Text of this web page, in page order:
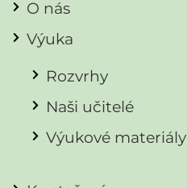
O nás
Výuka
Rozvrhy
Naši učitelé
Výukové materiály